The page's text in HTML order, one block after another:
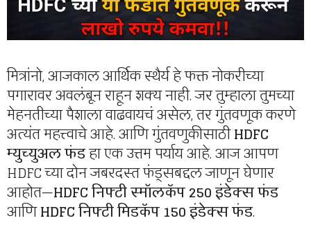
मित्रांनो, आजकाल आर्थिक स्थैर्य हे फक्त नोकरीच्या
पगारावर अवलंबून राहून शक्य नाही. जर तुम्हाला तुमच्या
मेहनतीच्या पैशाला वाढवायचं असेल, तर गुंतवणूक करणे
अत्यंत महत्त्वाचे आहे. आणि गुंतवणुकीसाठीHDFC
म्युच्युअल फंडहा एक उत्तम पर्याय आहे. आज आपण
HDFC च्या दोन जबरदस्त फंड्सबद्दल जाणून घेणार
आहोत—HDFC निफ्टी स्मॉलकॅप 250 इंडेक्स फंड
आणिHDFC निफ्टी मिडकॅप 150 इंडेक्स फंड.